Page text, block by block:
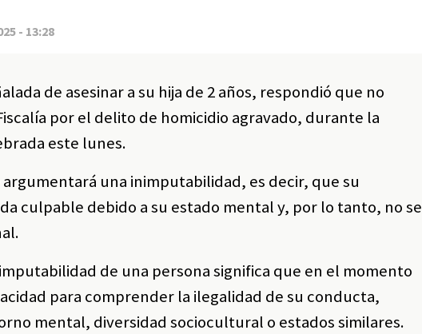
- 13:28
de asesinar a su hija de 2 años, respondió que no
por el delito de homicidio agravado, durante la
este lunes.
una inimputabilidad, es decir, que su
culpable debido a su estado mental y, por lo tanto, no se
de una persona significa que en el momento
para comprender la ilegalidad de su conducta,
mental, diversidad sociocultural o estados similares.